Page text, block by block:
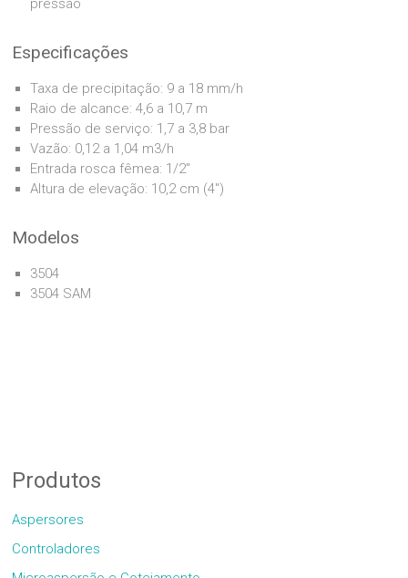
pressão
Especificações
Taxa de precipitação: 9 a 18 mm/h
Raio de alcance: 4,6 a 10,7 m
Pressão de serviço: 1,7 a 3,8 bar
Vazão: 0,12 a 1,04 m3/h
Entrada rosca fêmea: 1/2″
Altura de elevação: 10,2 cm (4″)
Modelos
3504
3504 SAM
Produtos
Aspersores
Controladores